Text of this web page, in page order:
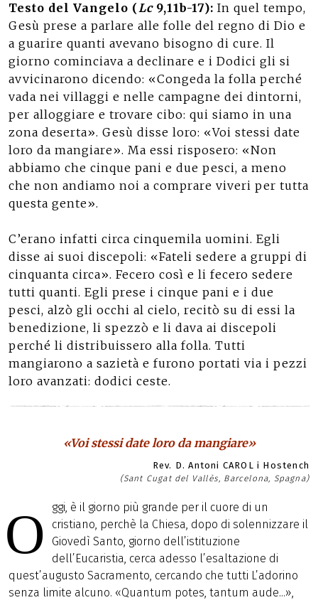
Testo del Vangelo (Lc9,11b-17): In quel tempo,
Gesù prese a parlare alle folle del regno di Dio e
a guarire quanti avevano bisogno di cure. Il
giorno cominciava a declinare e i Dodici gli si
avvicinarono dicendo: «Congeda la folla perché
vada nei villaggi e nelle campagne dei dintorni,
per alloggiare e trovare cibo: qui siamo in una
zona deserta». Gesù disse loro: «Voi stessi date
loro da mangiare». Ma essi risposero: «Non
abbiamo che cinque pani e due pesci, a meno
che non andiamo noi a comprare viveri per tutta
questa gente».
C’erano infatti circa cinquemila uomini. Egli
disse ai suoi discepoli: «Fateli sedere a gruppi di
cinquanta circa». Fecero così e li fecero sedere
tutti quanti. Egli prese i cinque pani e i due
pesci, alzò gli occhi al cielo, recitò su di essi la
benedizione, li spezzò e li dava ai discepoli
perché li distribuissero alla folla. Tutti
mangiarono a sazietà e furono portati via i pezzi
loro avanzati: dodici ceste.
«Voi stessi date loro da mangiare»
Rev. D. Antoni CAROL i Hostench
(Sant Cugat del Vallès, Barcelona, Spagna)
O
ggi, è il giorno più grande per il cuore di un
cristiano, perchè la Chiesa, dopo di solennizzare il
Giovedì Santo, giorno dell’istituzione
dell’Eucaristia, cerca adesso l’esaltazione di
quest’augusto Sacramento, cercando che tutti L’adorino
senza limite alcuno. «Quantum potes, tantum aude...»,